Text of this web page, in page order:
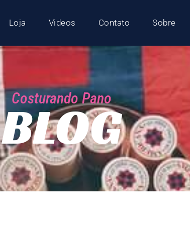
Loja Videos Contato Sobre
Costurando Pano
BLOG